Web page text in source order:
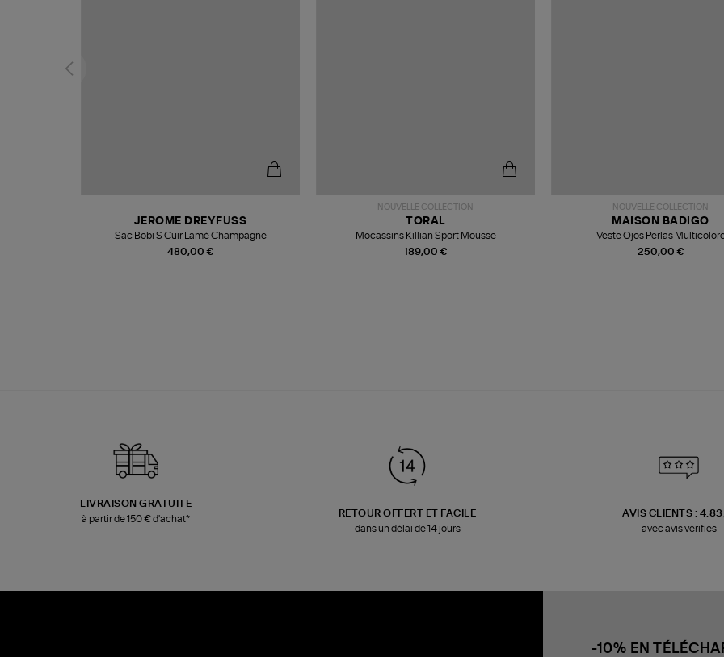
480,00 €
JEROME DREYFUSS
Sac Bobi S Cuir Lamé Champagne
NOUVELLE COLLECTION
189,00 €
TORAL
Mocassins Killian Sport Mousse
NOUVELLE COLLECTION
250,00 €
MAISON BADIGO
Veste Ojos Perlas
LIVRAISON GRATUITE
à partir de 150 € d'achat*
RETOUR OFFERT ET FACILE
dans un délai de 14 jours
AVIS CLIENTS :
avec avis vérifiés
-10% EN